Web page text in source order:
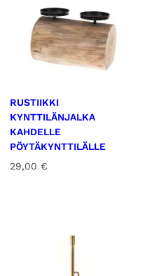
RUSTIIKKI
KYNTTILÄNJALKA
KAHDELLE
PÖYTÄKYNTTILÄLLE
29,00 €